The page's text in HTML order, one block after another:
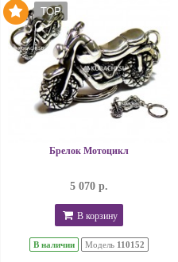
TOP
Брелок Мотоцикл
5 070 р.
В корзину
В наличии Модель 110152